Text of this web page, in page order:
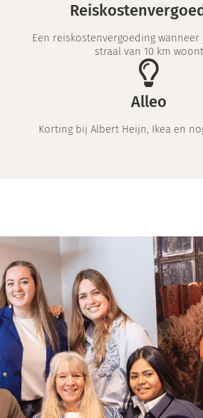
Een reiskostenvergoeding
straal van 10 km woont
Alleo
Korting bij Albert Heijn, Ikea en